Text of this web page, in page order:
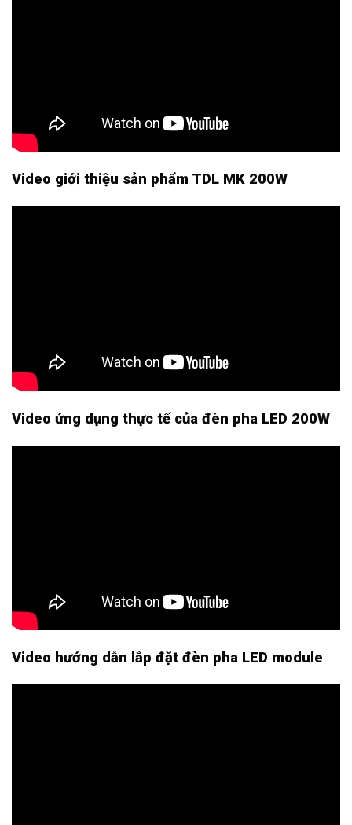
Video giới thiệu sản phẩm TDL MK 200W
Video ứng dụng thực tế của đèn pha LED 200W
Video hướng dẫn lắp đặt đèn pha LED module